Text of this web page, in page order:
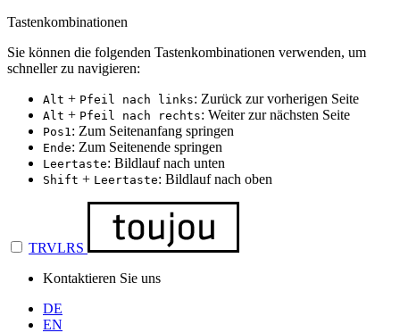
Tastenkombinationen
Sie können die folgenden Tastenkombinationen verwenden, um
schneller zu navigieren:
Alt + Pfeil nach links: Zurück zur vorherigen Seite
Alt + Pfeil nach rechts: Weiter zur nächsten Seite
Pos1: Zum Seitenanfang springen
Ende: Zum Seitenende springen
Leertaste: Bildlauf nach unten
Shift + Leertaste: Bildlauf nach oben
TRVLRS
Kontaktieren Sie uns
DE
EN